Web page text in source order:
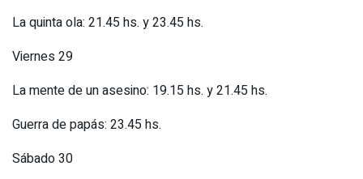
La quinta ola: 21.45 hs. y 23.45 hs.
Viernes 29
La mente de un asesino: 19.15 hs. y 21.45 hs.
Guerra de papás: 23.45 hs.
Sábado 30